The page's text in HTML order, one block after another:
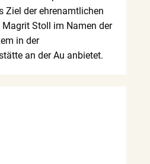
Ziel der ehrenamtlichen
Stoll im Namen der
in der
an der Au anbietet.